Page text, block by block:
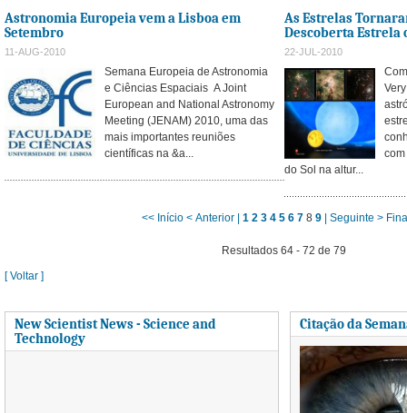
Astronomia Europeia vem a Lisboa em
Setembro
11-AUG-2010
Semana Europeia de Astronomia
e Ciências Espaciais A Joint
European and National Astronomy
Meeting (JENAM) 2010, uma das
mais importantes reuniões
científicas na &a...
As Estrelas
Descoberta Estrela
22-JUL-2010
do Sol na altur...
<< Início < Anterior | 1 2 3 4 5 6 7 8 9 | Seguinte >
Resultados 64 - 72 de 79
[ Voltar ]
New Scientist News - Science and
Technology
Citação da